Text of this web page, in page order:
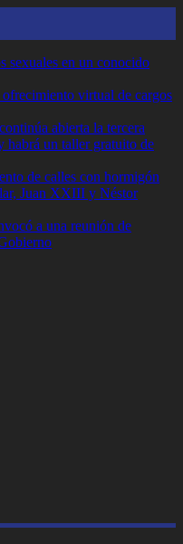
sexuales en un conocido
virtual de cargos
abierta la tercera
un taller gratuito de
de calles con hormigón
Juan XXIII y Néstor
a una reunión de